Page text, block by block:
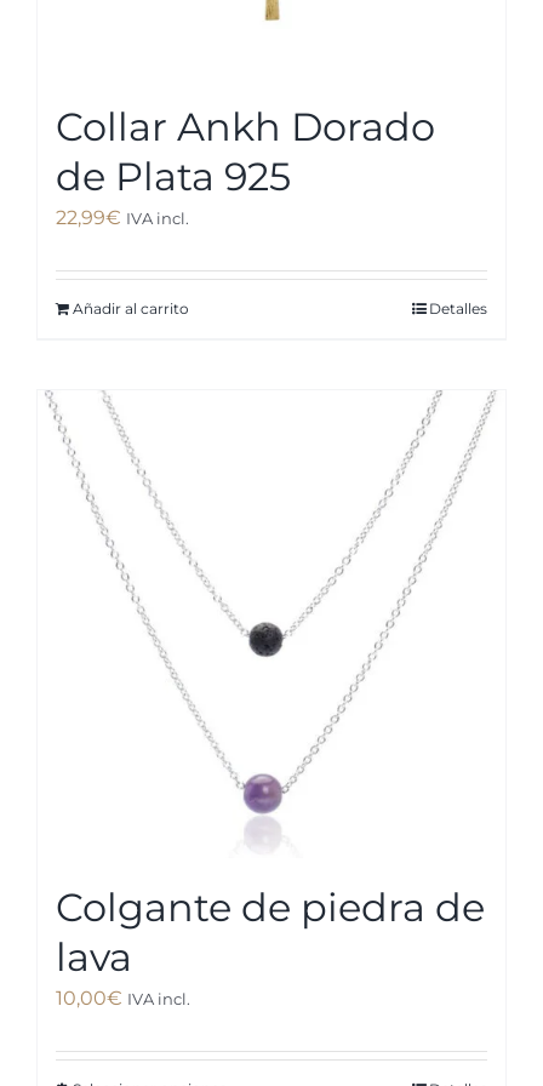
Collar Ankh Dorado
de Plata 925
22,99€ IVA incl.
Añadir al carrito Detalles
Colgante de piedra de
lava
10,00€ IVA incl.